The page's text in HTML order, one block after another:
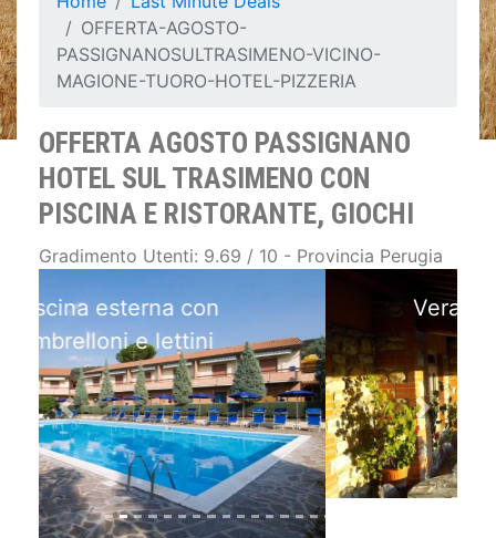
OFFERTA-AGOSTO-
PASSIGNANOSULTRASIMENO-VICINO-
MAGIONE-TUORO-HOTEL-PIZZERIA
OFFERTA AGOSTO PASSIGNANO
HOTEL SUL TRASIMENO CON
PISCINA E RISTORANTE, GIOCHI
Gradimento Utenti: 9.69 / 10 - Provincia Perugia
Veranda Ristorante con
vista lago
Previous Next